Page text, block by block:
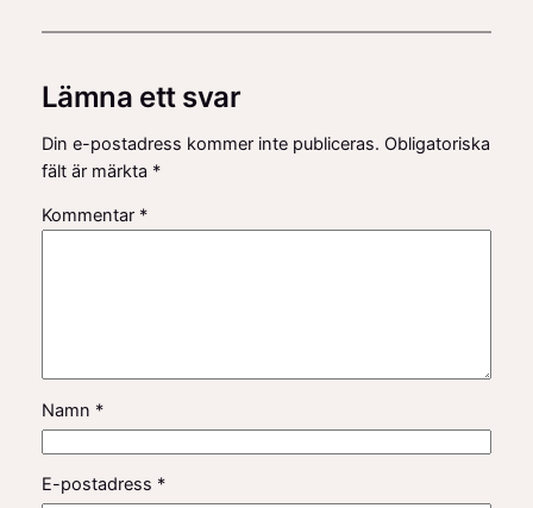
Lämna ett svar
Din e-postadress kommer inte publiceras. Obligatoriska
fält är märkta *
Kommentar *
Namn *
E-postadress *